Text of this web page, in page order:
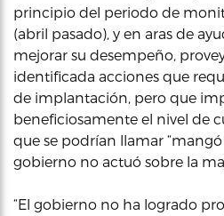
principio del periodo de
(abril pasado), y en aras de
mejorar su desempeño,
identificada acciones que
de implantación, pero que
beneficiosamente el nivel de
que se podrían llamar “mangó
gobierno no actuó sobre la
“El gobierno no ha logrado